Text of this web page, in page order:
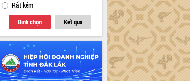
Rất kém
Bình chọn Kết quả